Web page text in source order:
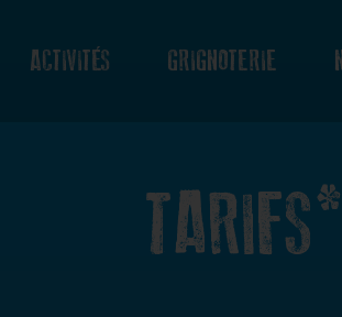
ACTIVITÉS GRIGNOTERIE
TARIFS*